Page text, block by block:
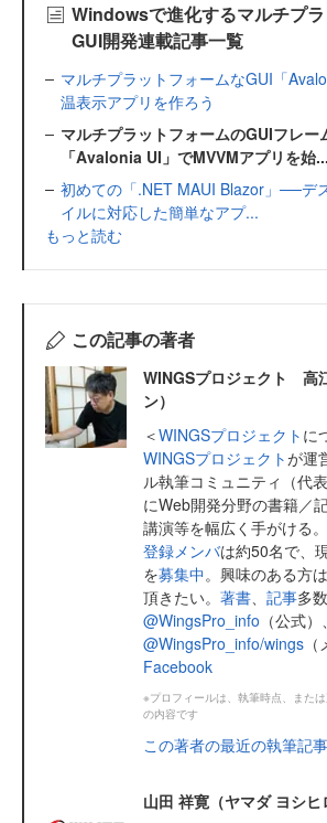
Windowsで進化するマルチプ
GUI開発連載記事一覧
マルチプラットフォームなGUI「
温表示アプリを作ろう
マルチプラットフォームのGUIフレー
「Avalonia UI」でMVVMアプリを始...
初めての「.NET MAUI Blazor」──デ
イルに対応した簡単なアプ...
もっと読む
この記事の著者
WINGSプロジェクト 高
ン）
＜WINGSプロジェクト に
WINGSプロジェクトが運
ル執筆コミュニティ（代
にWeb開発分野の書籍／
講演等を幅広く手がける
登録メンバは約50名で、
を募集中。興味のある方
頂きたい。 著書、 記事多
@WingsPro_info （公式）、
@WingsPro_info/wings
Facebook
※プロフィールは、執筆時点、また
の内容です
この著者の最近の執筆記事
山田 祥寛（ヤマダ ヨシヒ